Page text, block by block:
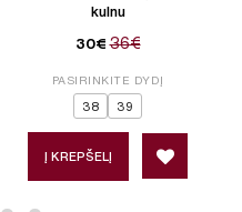
kulnu
30€ 36€
PASIRINKITE DYDĮ
38 39
Į KREPŠELĮ